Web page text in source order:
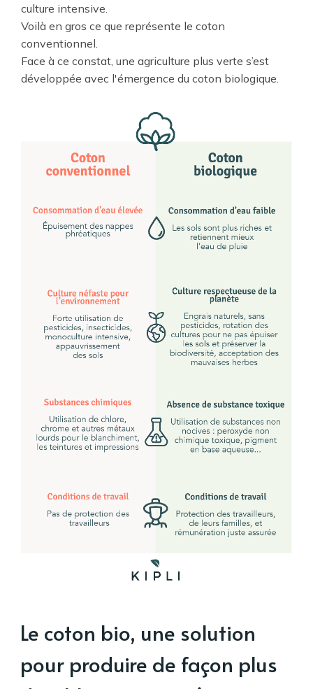
culture intensive.
Voilà en gros ce que représente le coton
conventionnel.
Face à ce constat, une agriculture plus verte s’est
développée avec l'émergence du coton biologique.
Le coton bio, une solution
pour produire de façon plus